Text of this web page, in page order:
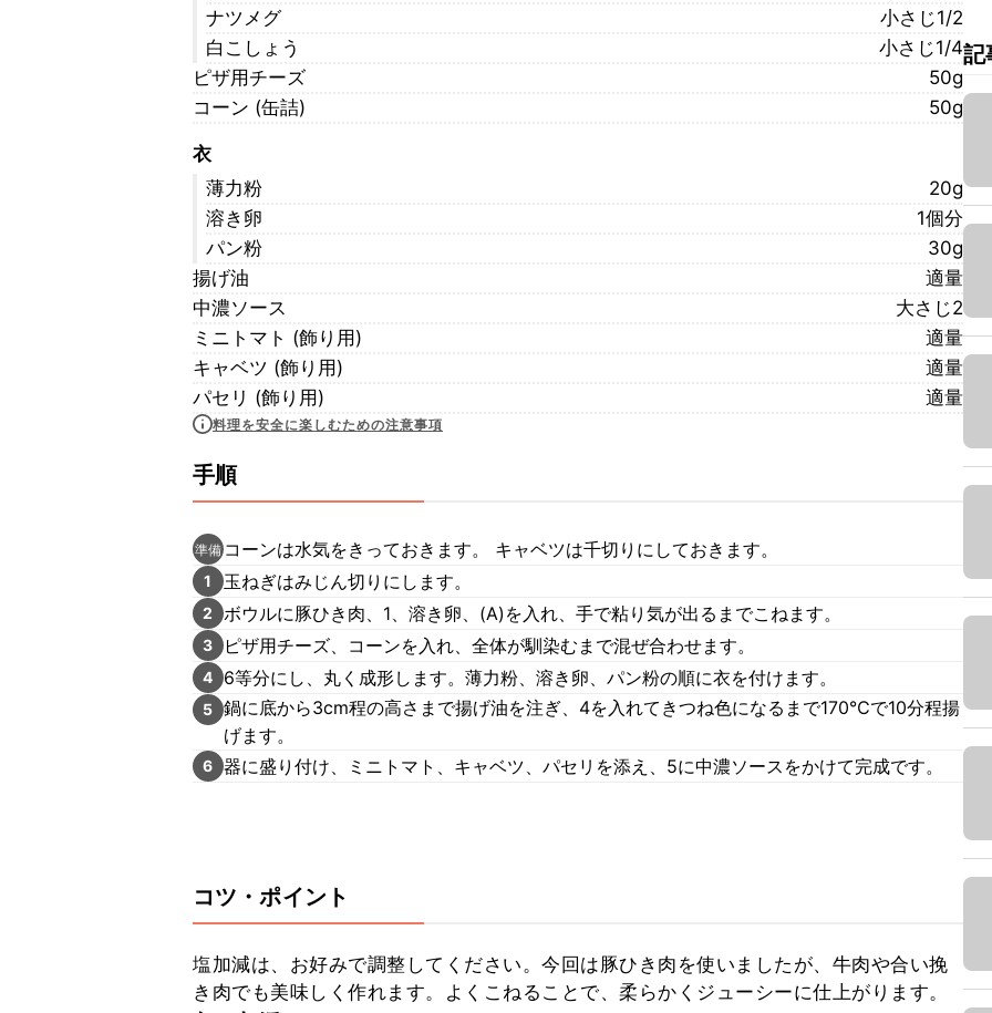
ナツメグ
小さじ1/2
白こしょう
小さじ1/4
ピザ用チーズ
50g
コーン (缶詰)
50g
衣
薄力粉
20g
溶き卵
1個分
パン粉
30g
揚げ油
適量
中濃ソース
大さじ2
ミニトマト (飾り用)
適量
キャベツ (飾り用)
適量
パセリ (飾り用)
適量
料理を安全に楽しむための注意事項
手順
準備 コーンは水気をきっておきます。 キャベツは千切りにしておきます。
1 玉ねぎはみじん切りにします。
2 ボウルに豚ひき肉、1、溶き卵、(A)を入れ、手で粘り気が出るまでこねます。
3 ピザ用チーズ、コーンを入れ、全体が馴染むまで混ぜ合わせます。
4 6等分にし、丸く成形します。薄力粉、溶き卵、パン粉の順に衣を付けます。
5 鍋に底から3cm程の高さまで揚げ油を注ぎ、4を入れてきつね色になるまで170℃で10分程揚
げます。
6 器に盛り付け、ミニトマト、キャベツ、パセリを添え、5に中濃ソースをかけて完成です。
コツ・ポイント
塩加減は、お好みで調整してください。今回は豚ひき肉を使いましたが、牛肉や合い挽
き肉でも美味しく作れます。よくこねることで、柔らかくジューシーに仕上がります。
記